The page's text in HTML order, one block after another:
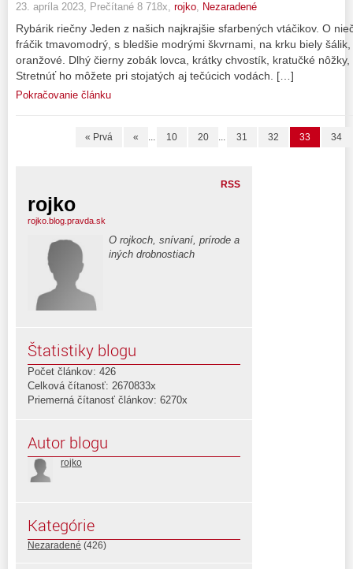
23. apríla 2023, Prečítané 8 718x, rojko, Nezaradené
Rybárik riečny Jeden z našich najkrajšie sfarbených vtáčikov. O
fráčik tmavomodrý, s bledšie modrými škvrnami, na krku biely
oranžové. Dlhý čierny zobák lovca, krátky chvostík, kratučké
Stretnúť ho môžete pri stojatých aj tečúcich vodách. […]
Pokračovanie článku
« Prvá « ... 10 20 ... 31 32 33 34
RSS
rojko
rojko.blog.pravda.sk
O rojkoch, snívaní, prírode a
iných drobnostiach
Štatistiky blogu
Počet článkov: 426
Celková čítanosť: 2670833x
Priemerná čítanosť článkov: 6270x
Autor blogu
rojko
Kategórie
Nezaradené (426)